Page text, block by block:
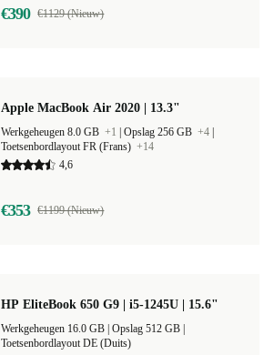
€390 €1129 (Nieuw)
Apple MacBook Air 2020 | 13.3"
Werkgeheugen 8.0 GB +1 Opslag 256 GB +4
Toetsenbordlayout FR (Frans) +14
4,6
€353 €1199 (Nieuw)
HP EliteBook 650 G9 | i5-1245U | 15.6"
Toetsenbordlayout DE (Duits)